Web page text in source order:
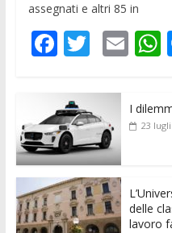
assegnati e altri 85 in
F
e
b
o
o
k
T
itt
er
E
ai
l s
I
23
delle
lavoro